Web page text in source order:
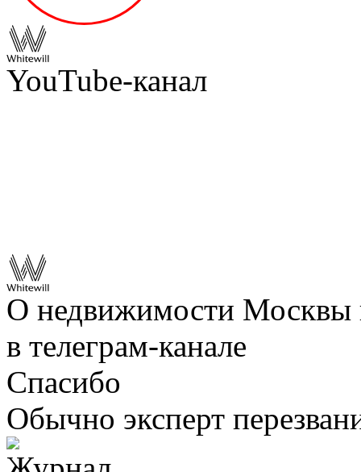
YouTube-канал
О недвижимости Москвы
в телеграм‑канале
Спасибо
Обычно эксперт